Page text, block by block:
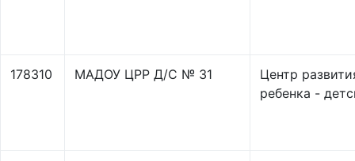
178310 МАДОУ ЦРР Д/С № 31
Центр
ребенка -